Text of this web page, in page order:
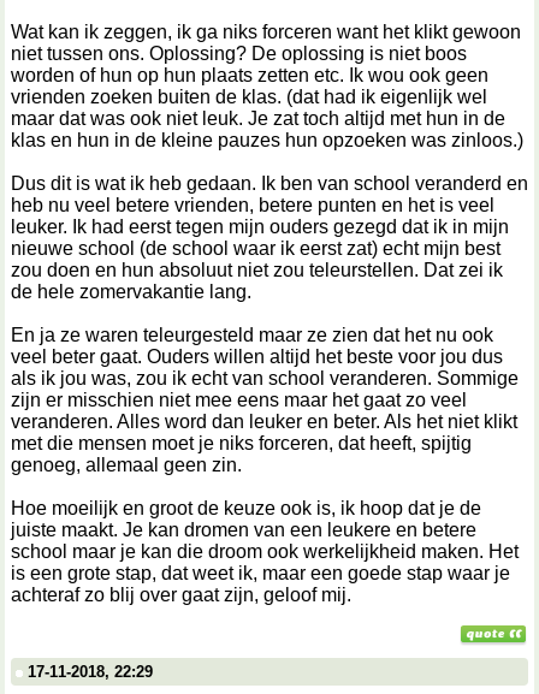
Wat kan ik zeggen, ik ga niks forceren want het klikt gewoon
niet tussen ons. Oplossing? De oplossing is niet boos
worden of hun op hun plaats zetten etc. Ik wou ook geen
vrienden zoeken buiten de klas. (dat had ik eigenlijk wel
maar dat was ook niet leuk. Je zat toch altijd met hun in de
klas en hun in de kleine pauzes hun opzoeken was zinloos.)
Dus dit is wat ik heb gedaan. Ik ben van school veranderd en
heb nu veel betere vrienden, betere punten en het is veel
leuker. Ik had eerst tegen mijn ouders gezegd dat ik in mijn
nieuwe school (de school waar ik eerst zat) echt mijn best
zou doen en hun absoluut niet zou teleurstellen. Dat zei ik
de hele zomervakantie lang.
En ja ze waren teleurgesteld maar ze zien dat het nu ook
veel beter gaat. Ouders willen altijd het beste voor jou dus
als ik jou was, zou ik echt van school veranderen. Sommige
zijn er misschien niet mee eens maar het gaat zo veel
veranderen. Alles word dan leuker en beter. Als het niet klikt
met die mensen moet je niks forceren, dat heeft, spijtig
genoeg, allemaal geen zin.
Hoe moeilijk en groot de keuze ook is, ik hoop dat je de
juiste maakt. Je kan dromen van een leukere en betere
school maar je kan die droom ook werkelijkheid maken. Het
is een grote stap, dat weet ik, maar een goede stap waar je
achteraf zo blij over gaat zijn, geloof mij.
17-11-2018, 22:29